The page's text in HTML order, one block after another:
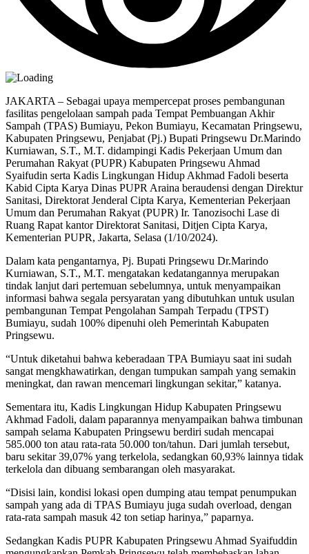
JAKARTA – Sebagai upaya mempercepat proses pembangunan
fasilitas pengelolaan sampah pada Tempat Pembuangan Akhir
Sampah (TPAS) Bumiayu, Pekon Bumiayu, Kecamatan Pringsewu,
Kabupaten Pringsewu, Penjabat (Pj.) Bupati Pringsewu Dr.Marindo
Kurniawan, S.T., M.T. didampingi Kadis Pekerjaan Umum dan
Perumahan Rakyat (PUPR) Kabupaten Pringsewu Ahmad
Syaifudin serta Kadis Lingkungan Hidup Akhmad Fadoli beserta
Kabid Cipta Karya Dinas PUPR Araina beraudensi dengan Direktur
Sanitasi, Direktorat Jenderal Cipta Karya, Kementerian Pekerjaan
Umum dan Perumahan Rakyat (PUPR) Ir. Tanozisochi Lase di
Ruang Rapat kantor Direktorat Sanitasi, Ditjen Cipta Karya,
Kementerian PUPR, Jakarta, Selasa (1/10/2024).
Dalam kata pengantarnya, Pj. Bupati Pringsewu Dr.Marindo
Kurniawan, S.T., M.T. mengatakan kedatangannya merupakan
tindak lanjut dari pertemuan sebelumnya, untuk menyampaikan
informasi bahwa segala persyaratan yang dibutuhkan untuk usulan
pembangunan Tempat Pengolahan Sampah Terpadu (TPST)
Bumiayu, sudah 100% dipenuhi oleh Pemerintah Kabupaten
Pringsewu.
“Untuk diketahui bahwa keberadaan TPA Bumiayu saat ini sudah
sangat mengkhawatirkan, dengan tumpukan sampah yang semakin
meningkat, dan rawan mencemari lingkungan sekitar,” katanya.
Sementara itu, Kadis Lingkungan Hidup Kabupaten Pringsewu
Akhmad Fadoli, dalam paparannya menyampaikan bahwa timbunan
sampah selama Kabupaten Pringsewu berdiri sudah mencapai
585.000 ton atau rata-rata 50.000 ton/tahun. Dari jumlah tersebut,
baru sekitar 39,07% yang terkelola, sedangkan 60,93% lainnya tidak
terkelola dan dibuang sembarangan oleh masyarakat.
“Disisi lain, kondisi lokasi open dumping atau tempat penumpukan
sampah yang ada di TPAS Bumiayu juga sudah overload, dengan
rata-rata sampah masuk 42 ton setiap harinya,” paparnya.
Sedangkan Kadis PUPR Kabupaten Pringsewu Ahmad Syaifuddin